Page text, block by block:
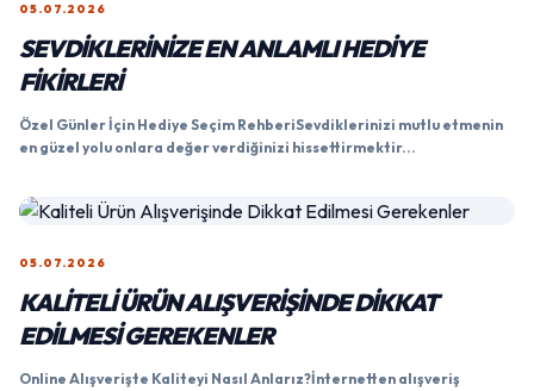
05.07.2026
SEVDIKLERINIZE EN ANLAMLI HEDIYE
FIKIRLERI
Özel Günler İçin Hediye Seçim RehberiSevdiklerinizi mutlu etmenin
en güzel yolu onlara değer verdiğinizi hissettirmektir...
05.07.2026
KALITELI ÜRÜN ALIŞVERIŞINDE DIKKAT
EDILMESI GEREKENLER
Online Alışverişte Kaliteyi Nasıl Anlarız?İnternetten alışveriş